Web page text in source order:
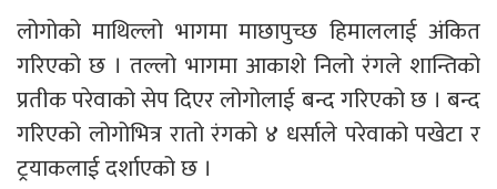
लोगोको माथिल्लो भागमा माछापुच्छ हिमाललाई अंकित
गरिएको छ । तल्लो भागमा आकाशे निलो रंगले शान्तिको
प्रतीक परेवाको सेप दिएर लोगोलाई बन्द गरिएको छ । बन्द
गरिएको लोगोभित्र रातो रंगको ४ धर्साले परेवाको पखेटा र
ट्रयाकलाई दर्शाएको छ ।